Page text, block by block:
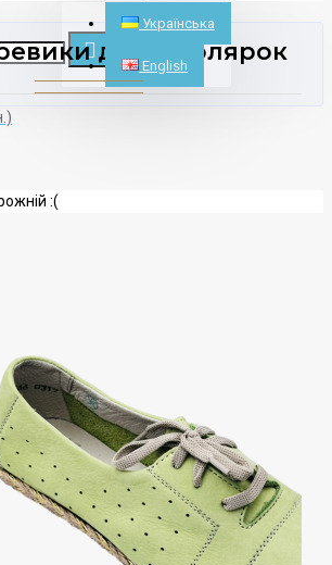
Українська
English
:(
для школярок